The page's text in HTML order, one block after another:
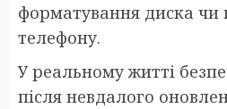
форматування диска
телефону.
У реальному житті
після невдалого